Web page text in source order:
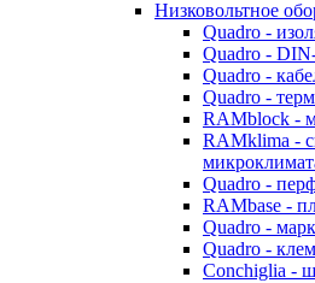
Низковольтное
Quadro -
Quadro -
Quadro -
Quadro -
RAMblock -
RAMklima -
Quadro -
RAMbase -
Quadro -
Quadro -
Conchiglia -